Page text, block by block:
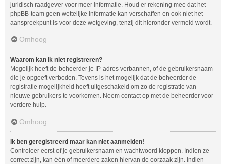
juridisch raadgever voor meer informatie. Houd er rekening mee dat het
phpBB-team geen wettelijke informatie kan verschaffen en ook niet het
aanspreekpunt is voor deze wetgeving, tenzij dit hieronder vermeld wordt.
Omhoog
Waarom kan ik niet registreren?
Mogelijk heeft de beheerder je IP-adres verbannen, of de gebruikersnaam
die je opgeeft verboden. Tevens is het mogelijk dat de beheerder de
registratie mogelijkheid heeft uitgeschakeld om zo de registratie van
nieuwe gebruikers te voorkomen. Neem contact op met de beheerder voor
verdere hulp.
Omhoog
Ik ben geregistreerd maar kan niet aanmelden!
Controleer eerst of je gebruikersnaam en wachtwoord kloppen. Indien ze
correct zijn, kan één of meerdere zaken hiervan de oorzaak zijn. Indien